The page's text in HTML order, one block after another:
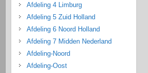
Afdeling 4 Limburg
Afdeling 5 Zuid Holland
Afdeling 6 Noord Holland
Afdeling 7 Midden Nederland
Afdeling-Noord
Afdeling-Oost